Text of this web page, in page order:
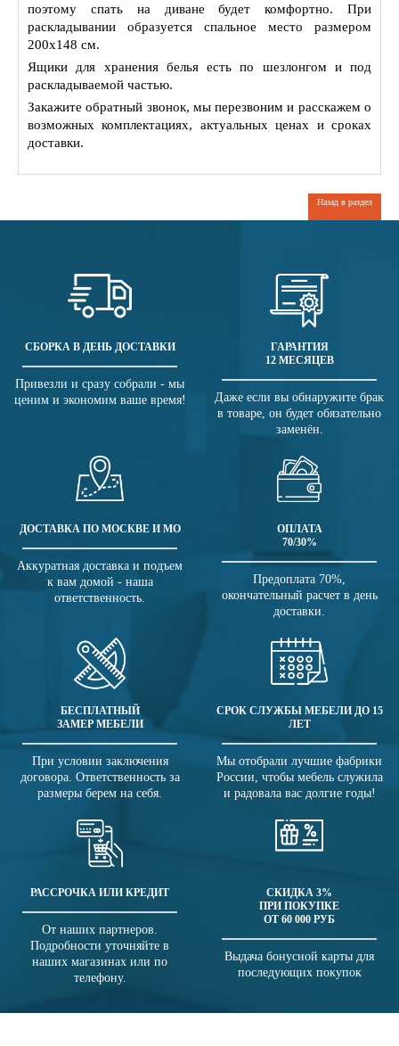
поэтому спать на диване будет комфортно. При
раскладывании образуется спальное место размером
200х148 см.
Ящики для хранения белья есть по шезлонгом и под
раскладываемой частью.
Закажите обратный звонок, мы перезвоним и расскажем о
возможных комплектациях, актуальных ценах и сроках
доставки.
Назад в раздел
СБОРКА В ДЕНЬ ДОСТАВКИ
Привезли и сразу собрали - мы
ценим и экономим ваше время!
ГАРАНТИЯ
12 МЕСЯЦЕВ
Даже если вы обнаружите брак
в товаре, он будет обязательно
заменён.
ДОСТАВКА ПО МОСКВЕ И МО
Аккуратная доставка и подъем
к вам домой - наша
ответственность.
ОПЛАТА
70/30%
Предоплата 70%,
окончательный расчет в день
доставки.
БЕСПЛАТНЫЙ
ЗАМЕР МЕБЕЛИ
При условии заключения
договора. Ответственность за
размеры берем на себя.
СРОК СЛУЖБЫ МЕБЕЛИ ДО 15
ЛЕТ
Мы отобрали лучшие фабрики
России, чтобы мебель служила
и радовала вас долгие годы!
РАССРОЧКА ИЛИ КРЕДИТ
От наших партнеров.
Подробности уточняйте в
наших магазинах или по
телефону.
СКИДКА 3%
ПРИ ПОКУПКЕ
ОТ 60 000 РУБ
Выдача бонусной карты для
последующих покупок